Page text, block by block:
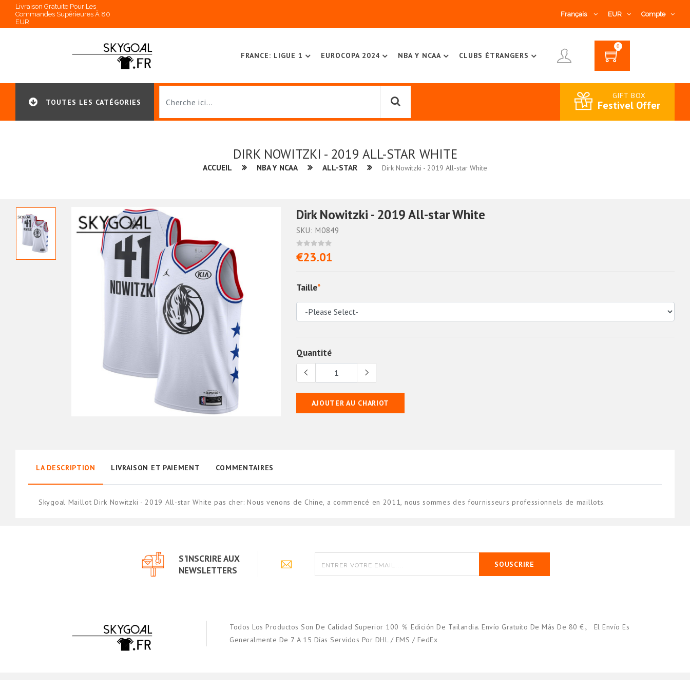
Livraison Gratuite Pour Les
Commandes Supérieures À 80
EUR
Français EUR Compte
FRANCE: LIGUE 1 EUROCOPA 2024 NBA Y NCAA CLUBS ÉTRANGERS
0
TOUTES LES CATÉGORIES
GIFT BOX
Festivel Offer
DIRK NOWITZKI - 2019 ALL-STAR WHITE
ACCUEIL NBA Y NCAA ALL-STAR Dirk Nowitzki - 2019 All-star White
Dirk Nowitzki - 2019 All-star White
SKU: M0849
€23.01
Taille*
Quantité
AJOUTER AU CHARIOT
LA DESCRIPTION LIVRAISON ET PAIEMENT COMMENTAIRES
Skygoal Maillot Dirk Nowitzki - 2019 All-star White pas cher: Nous venons de Chine, a commencé en 2011, nous sommes des fournisseurs professionnels de maillots.
S'INSCRIRE AUX
NEWSLETTERS
SOUSCRIRE
Todos Los Productos Son De Calidad Superior 100 ％ Edición De Tailandia. Envío Gratuito De Más De 80 €。 El Envío Es
Generalmente De 7 A 15 Días Servidos Por DHL / EMS / FedEx